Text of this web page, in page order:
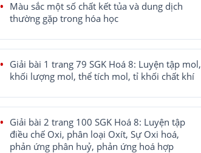
Màu sắc một số chất kết tủa và dung dịch
thường gặp trong hóa học
Giải bài 1 trang 79 SGK Hoá 8: Luyện tập mol,
khối lượng mol, thể tích mol, tỉ khối chất khí
Giải bài 2 trang 100 SGK Hoá 8: Luyện tập
điều chế Oxi, phân loại Oxít, Sự Oxi hoá,
phản ứng phân huỷ, phản ứng hoá hợp